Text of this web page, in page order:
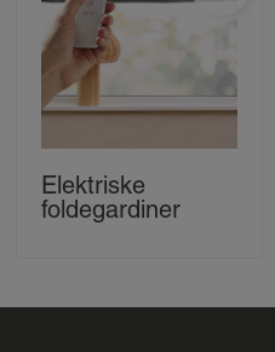
Elektriske
foldegardiner